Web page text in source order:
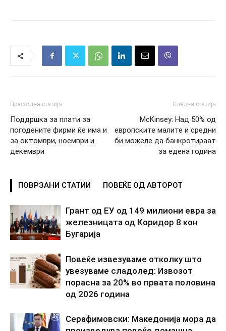
Претходна статија
Поддршка за плати за
погодените фирми ќе има и
за октомври, ноември и
декември
Следна статија
McKinsey: Над 50% од
европските малите и средни
би можеле да банкротираат
за едена година
ПОВРЗАНИ СТАТИИ ПОВЕЌЕ ОД АВТОРОТ
Грант од ЕУ од 149 милиони евра за
железницата од Коридор 8 кон
Бугарија
Повеќе извезуваме отколку што
увезуваме сладолед: Извозот
порасна за 20% во првата половина
од 2026 година
Серафимовски: Македонија мора да